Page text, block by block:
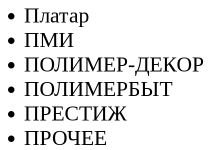
Платар
ПМИ
ПОЛИМЕР-ДЕКОР
ПОЛИМЕРБЫТ
ПРЕСТИЖ
ПРОЧЕЕ